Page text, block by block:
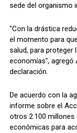
sede del organismo
"Con la drástica
el momento para
salud, para proteger
economías", agregó
declaración.
De acuerdo con la
informe sobre el
otros 2.100 millones
económicas para